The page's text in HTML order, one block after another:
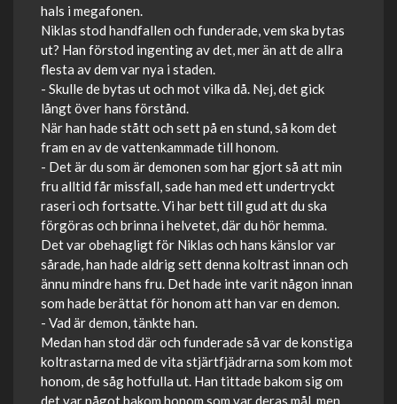
hals i megafonen.
Niklas stod handfallen och funderade, vem ska bytas
ut? Han förstod ingenting av det, mer än att de allra
flesta av dem var nya i staden.
- Skulle de bytas ut och mot vilka då. Nej, det gick
långt över hans förstånd.
När han hade stått och sett på en stund, så kom det
fram en av de vattenkammade till honom.
- Det är du som är demonen som har gjort så att min
fru alltid får missfall, sade han med ett undertryckt
raseri och fortsatte. Vi har bett till gud att du ska
förgöras och brinna i helvetet, där du hör hemma.
Det var obehagligt för Niklas och hans känslor var
sårade, han hade aldrig sett denna koltrast innan och
ännu mindre hans fru. Det hade inte varit någon innan
som hade berättat för honom att han var en demon.
- Vad är demon, tänkte han.
Medan han stod där och funderade så var de konstiga
koltrastarna med de vita stjärtfjädrarna som kom mot
honom, de såg hotfulla ut. Han tittade bakom sig om
det var något bakom honom som var deras mål, men